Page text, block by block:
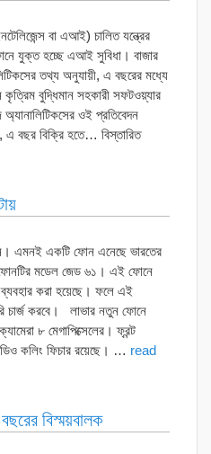
বা এআই) চালিত যন্ত্রের
যুক্ত হচ্ছে এআই সুবিধা। বাজার
তথ্য অনুযায়ী, এ বছরের মধ্যে
কৃত্রিম বুদ্ধিমান সহকারী সফটওয়্যার
অ্যানালিটিকসের ওই প্রতিবেদন
এ বছর বিক্রি হতে… বিস্তারিত
এমনই একটি ফোন এনেছে ভারতের
ফোনটির মডেল জেড ৬১। এই ফোনে
ব্যবহার করা হয়েছে। ফলে এই
চার্জ করবে। লাভার নতুন ফোনে
৮ মেগাপিক্সেলের। ফ্রন্ট
কলিং ফিচার রয়েছে। … read
বিস্ময়বালক